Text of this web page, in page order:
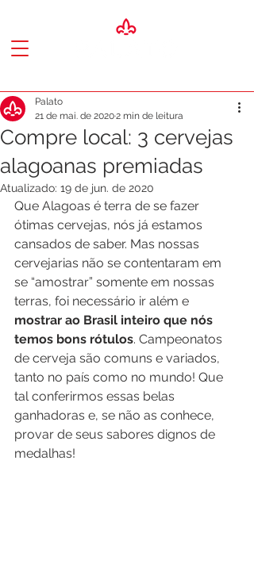
Compre local: 3 cervejas
alagoanas premiadas
Palato
21 de mai. de 20202 min de leitura
Atualizado: 19 de jun. de 2020
Que Alagoas é terra de se fazer
ótimas cervejas, nós já estamos
cansados de saber. Mas nossas
cervejarias não se contentaram em
se “amostrar” somente em nossas
terras, foi necessário ir além e
mostrar ao Brasil inteiro que nós
temos bons rótulos. Campeonatos
de cerveja são comuns e variados,
tanto no país como no mundo! Que
tal conferirmos essas belas
ganhadoras e, se não as conhece,
provar de seus sabores dignos de
medalhas!